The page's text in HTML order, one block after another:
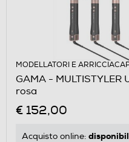
MODELLATORI E
GAMA - MULTISTYLER
rosa
€ 152,00
Acquisto online: